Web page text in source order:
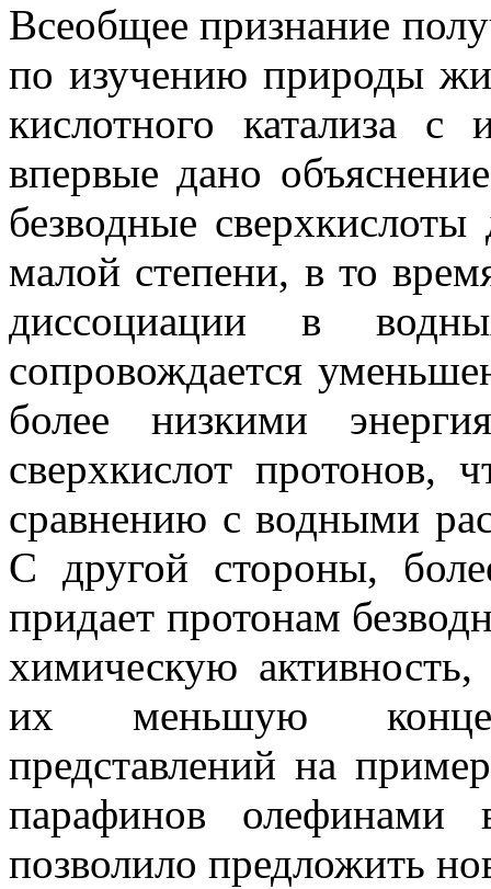
Всеобщее признание
по изучению природы
кислотного катализа
впервые дано
безводные
малой степени, в то
диссоциации в
сопровождается
более низкими
сверхкислот протонов,
сравнению с водными
С другой стороны,
придает протонам
химическую
их меньшую
представлений на
парафинов олефинами
позволило предложить